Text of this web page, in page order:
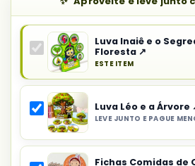
Produto
principal
do
combo:
Luva
Inaiê
Luva Inaiê e o
Floresta ↗
ESTE ITEM
Selecionar
item
Luva Léo e a Árvore
LEVE JUNTO E PAGUE
Fichas Comidas de